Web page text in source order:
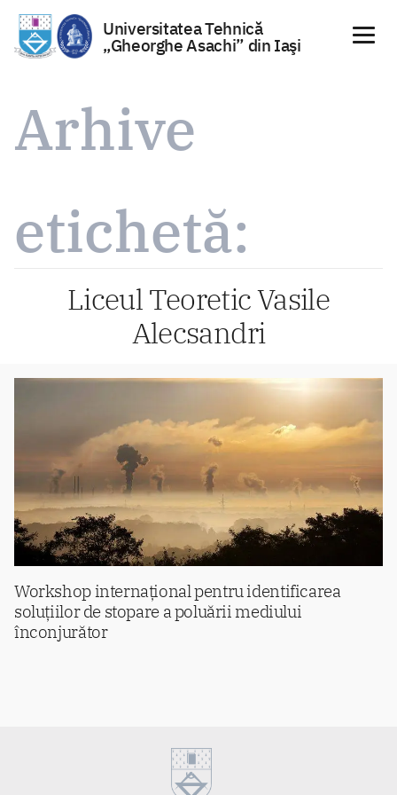
conținut
Universitatea Tehnică
„Gheorghe Asachi” din Iaşi
Arhive
etichetă:
Liceul Teoretic Vasile
Alecsandri
Workshop internațional pentru identificarea
soluțiilor de stopare a poluării mediului
înconjurător